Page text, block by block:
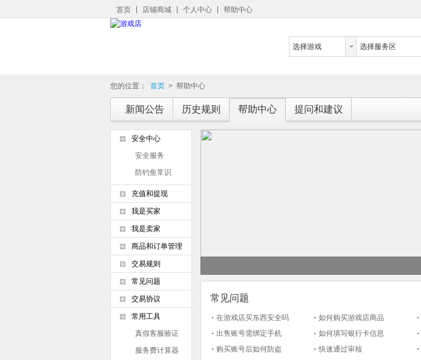
首页 店铺商城 个人中心 帮助中心
选择游戏 选择服务区
您的位置： 首页 > 帮助中心
新闻公告 历史规则 帮助中心 提问和建议
常见问题
在游戏店买东西安全吗 如何购买游戏店商品
出售账号需绑定手机
如何填写银行卡信息
购买账号后如何防盗
快速通过审核
安全中心
安全服务
防钓鱼常识
充值和提现
我是买家
我是卖家
商品和订单管理
交易规则
常见问题
交易协议
常用工具
真假客服验证
服务费计算器